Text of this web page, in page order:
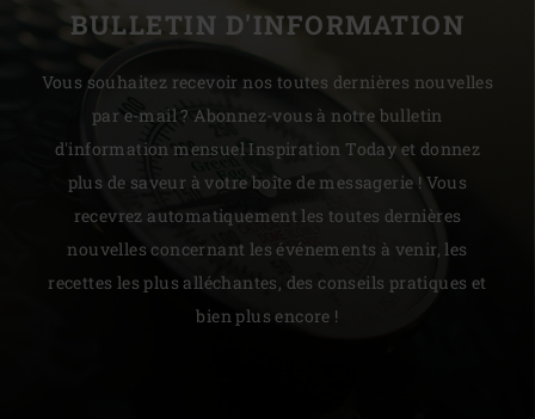
BULLETIN D'INFORMATION
Vous souhaitez recevoir nos toutes dernières nouvelles
par e-mail ? Abonnez-vous à notre bulletin
d'information mensuel Inspiration Today et donnez
plus de saveur à votre boîte de messagerie ! Vous
recevrez automatiquement les toutes dernières
nouvelles concernant les événements à venir, les
recettes les plus alléchantes, des conseils pratiques et
bien plus encore !